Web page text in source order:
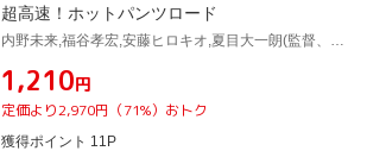
超高速！ホットパンツロード
内野未来,福谷孝宏,安藤ヒロキオ,夏目大一朗(監督、脚本)
¥1,210円
定価より2,970円（71%）おトク
獲得ポイント 11P